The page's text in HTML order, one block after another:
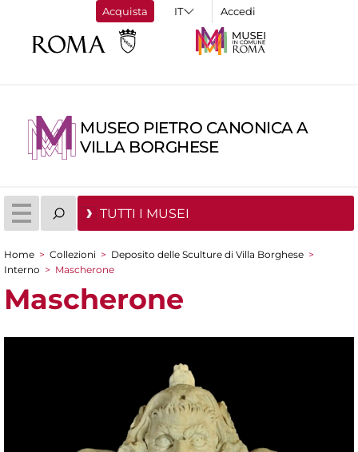
Acquista Accedi
MUSEO PIETRO CANONICA A
VILLA BORGHESE
TUTTI I MUSEI
Tu sei qui
Home > Collezioni > Deposito delle Sculture di Villa Borghese >
Interno > Mascherone
Mascherone